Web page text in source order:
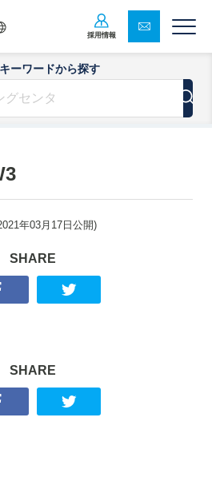
採用情報
ーワードから探す
年03月17日 公開)
SHARE
SHARE